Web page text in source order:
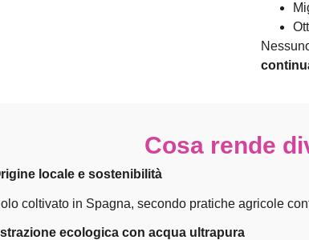
Cosa rende
locale e sostenibilità
coltivato in Spagna, secondo pratiche agricole
ecologica con acqua ultrapura